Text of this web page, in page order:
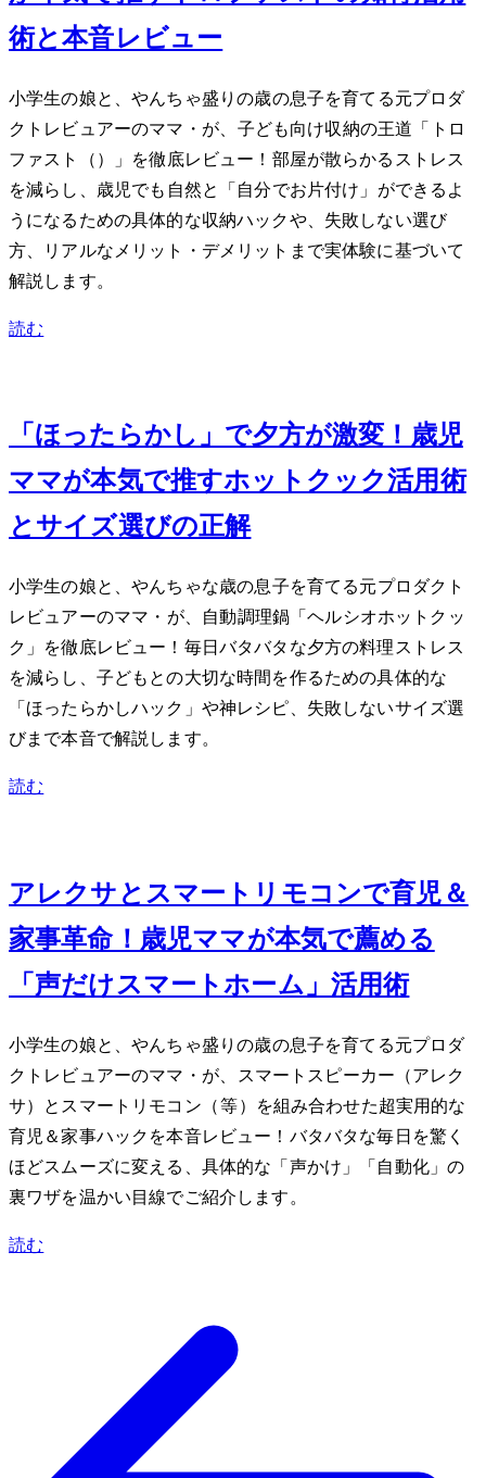
術と本音レビュー
小学生の娘と、やんちゃ盛りの3歳の息子を育てる元プロダ
クトレビュアーのママ・Mioが、子ども向け収納の王道「IKEA トロ
ファスト（TROFAST）」を徹底レビュー！部屋が散らかるストレス
を減らし、3歳児でも自然と「自分でお片付け」ができるよ
うになるための具体的な収納ハックや、失敗しない選び
方、リアルなメリット・デメリットまで実体験に基づいて
解説します。
読む
「ほったらかし」で夕方が激変！3歳児
ママが本気で推すホットクック活用術
とサイズ選びの正解
小学生の娘と、やんちゃな3歳の息子を育てる元プロダクト
レビュアーのママ・Mioが、自動調理鍋「ヘルシオ ホットクッ
ク」を徹底レビュー！毎日バタバタな夕方の料理ストレス
を減らし、子どもとの大切な時間を作るための具体的な
「ほったらかしハック」や神レシピ、失敗しないサイズ選
びまで本音で解説します。
読む
アレクサとスマートリモコンで育児＆
家事革命！3歳児ママが本気で薦める
「声だけスマートホーム」活用術
小学生の娘と、やんちゃ盛りの3歳の息子を育てる元プロダ
クトレビュアーのママ・Mioが、スマートスピーカー（アレク
サ）とスマートリモコン（SwitchBot等）を組み合わせた超実用的な
育児＆家事ハックを本音レビュー！バタバタな毎日を驚く
ほどスムーズに変える、具体的な「声かけ」「自動化」の
裏ワザを温かい目線でご紹介します。
読む